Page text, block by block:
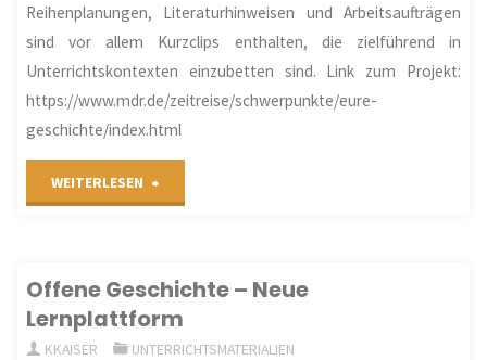
1940"
Reihenplanungen, Literaturhinweisen und Arbeitsaufträgen
sind vor allem Kurzclips enthalten, die zielführend in
Unterrichtskontexten einzubetten sind. Link zum Projekt:
https://www.mdr.de/zeitreise/schwerpunkte/eure-
geschichte/index.html
WEITERLESEN
multimediale
Offene Geschichte – Neue
Lernplattform
KKAISER
UNTERRICHTSMATERIALIEN